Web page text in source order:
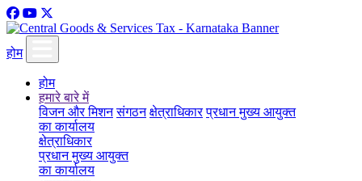
होम
होम
हमारे बारे में
विजन और मिशन संगठन क्षेत्राधिकार प्रधान मुख्य आयुक्त
का कार्यालय
क्षेत्राधिकार
प्रधान मुख्य आयुक्त
का कार्यालय